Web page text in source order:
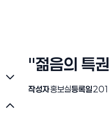
"젊음의 특
작성자홍보실등록일